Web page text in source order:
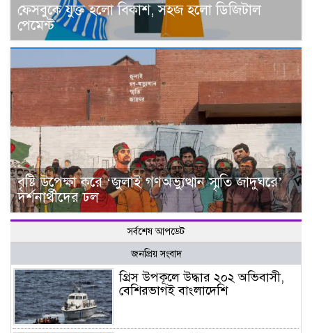
ফেসবুকে যুক্ত হলো বিকাশ, সহজ হলো ডিজিটাল
পেমেন্ট
বৃষ্টি উপেক্ষা করে ‘জুলাই গণঅভ্যুত্থান স্মৃতি জাদুঘরে’
দর্শনার্থীদের ঢল
সর্বশেষ আপডেট
জনপ্রিয় সংবাদ
গ্রিস উপকূলে উদ্ধার ২০২ অভিবাসী,
বেশিরভাগই বাংলাদেশি